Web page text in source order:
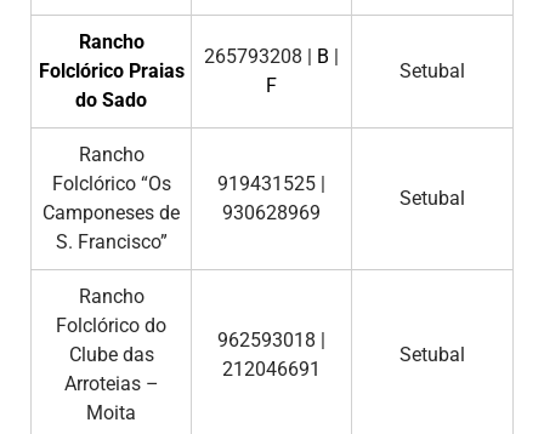
Rancho
Folclórico Praias
do Sado
265793208 | B |
F
Setubal
Rancho
Folclórico “Os
Camponeses de
S. Francisco”
919431525 |
930628969
Setubal
Rancho
Folclórico do
Clube das
Arroteias –
Moita
962593018 |
212046691
Setubal